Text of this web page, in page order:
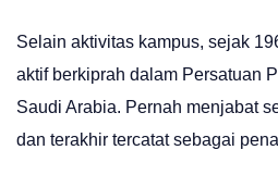
Selain aktivitas kampus, sejak
aktif berkiprah dalam Persatuan
Saudi Arabia. Pernah menjabat
dan terakhir tercatat sebagai